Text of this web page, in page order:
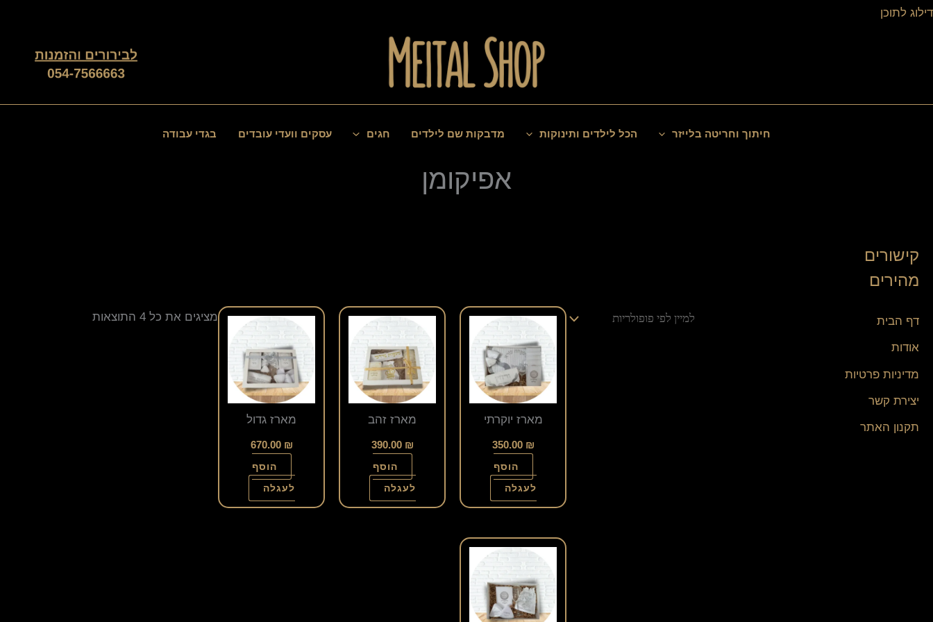
דילוג לתוכן
דילוג
חיתוך וחריטה בלייזר הכל לילדים ותינוקות מדבקות שם לילדים חגים עסקים וועדי עובדים בגדי עבודה
אפיקומן
קישורים
מהירים
דף הבית
אודות
מדיניות פרטיות
יצירת קשר
תקנון האתר
מציגים את כל ⁦4⁩ התוצאות
לפי
פופולריות
מארז יוקרתי
350.00 ₪
הוסף
לעגלה
מארז זהב
390.00 ₪
הוסף
לעגלה
מארז גדול
670.00 ₪
הוסף
לעגלה